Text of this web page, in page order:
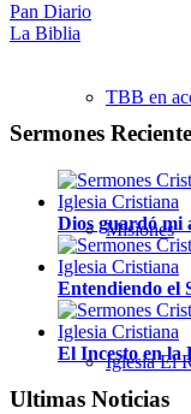
TBB en
Misiones
Iglesia El
Pan Diario
La Biblia
Sermones
Dios guardó mi
Entendiendo el
El Incesto en la
Ultimas Noticias